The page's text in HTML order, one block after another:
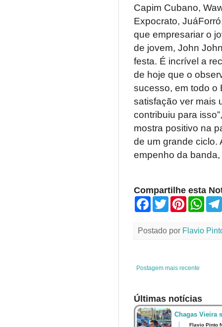
Capim Cubano,
Expocrato,
que empresariar o
de jovem, John
festa. É incrível a
de hoje que o
sucesso, em todo o
satisfação ver mais
contribuiu para
mostra positivo na
de um grande ciclo.
empenho da
Compartilhe esta
F
b
T
w
P
e
W
Postado por Flavio
Postagem mais recente
Últimas notícias
Chagas Vieira
Flavio Pinto